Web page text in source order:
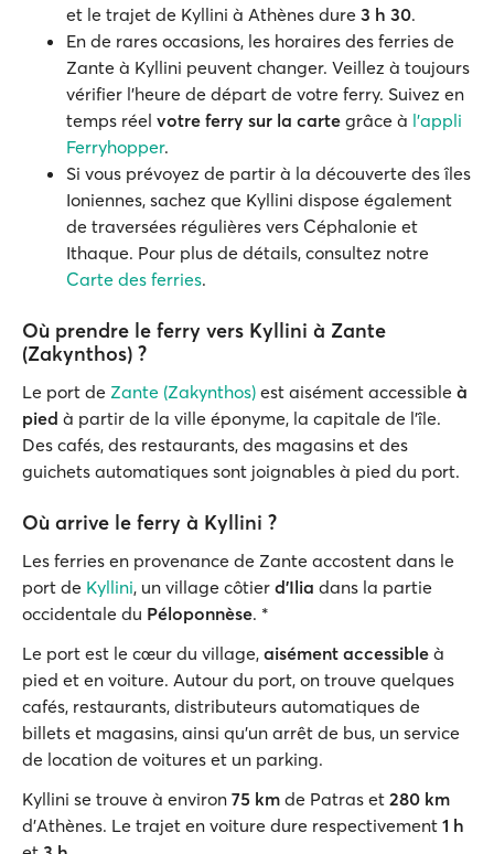
et le trajet de Kyllini à Athènes dure 3 h 30.
En de rares occasions, les horaires des ferries de
Zante à Kyllini peuvent changer. Veillez à toujours
vérifier l'heure de départ de votre ferry. Suivez en
temps réel votre ferry sur la carte grâce à l'appli
Ferryhopper.
Si vous prévoyez de partir à la découverte des îles
Ioniennes, sachez que Kyllini dispose également
de traversées régulières vers Céphalonie et
Ithaque. Pour plus de détails, consultez notre
Carte des ferries.
Où prendre le ferry vers Kyllini à Zante
(Zakynthos) ?
Le port de Zante (Zakynthos) est aisément accessible à
pied à partir de la ville éponyme, la capitale de l'île.
Des cafés, des restaurants, des magasins et des
guichets automatiques sont joignables à pied du port.
Où arrive le ferry à Kyllini ?
Les ferries en provenance de Zante accostent dans le
port de Kyllini, un village côtier d'Ilia dans la partie
occidentale du Péloponnèse. *
Le port est le cœur du village, aisément accessible à
pied et en voiture. Autour du port, on trouve quelques
cafés, restaurants, distributeurs automatiques de
billets et magasins, ainsi qu'un arrêt de bus, un service
de location de voitures et un parking.
Kyllini se trouve à environ 75 km de Patras et 280 km
d'Athènes. Le trajet en voiture dure respectivement 1 h